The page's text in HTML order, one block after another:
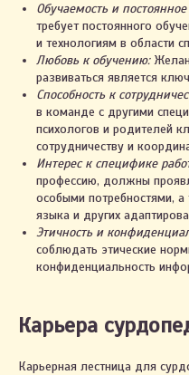
Обучаемость и
требует постоянного
и технологиям в области
Любовь к обучению:
развиваться является
Способность к
в команде с другими
психологов и родителей
сотрудничеству и
Интерес к специфике
профессию, должны
особыми потребностями,
языка и других
Этичность и
соблюдать этические
конфиденциальность
Карьера
Карьерная лестница для